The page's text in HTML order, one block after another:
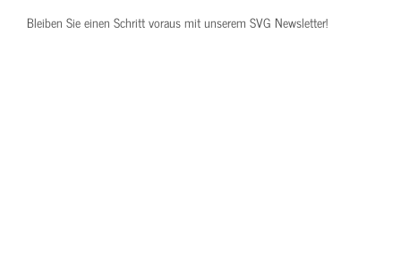
Bleiben Sie einen Schritt voraus mit unserem SVG Newsletter!